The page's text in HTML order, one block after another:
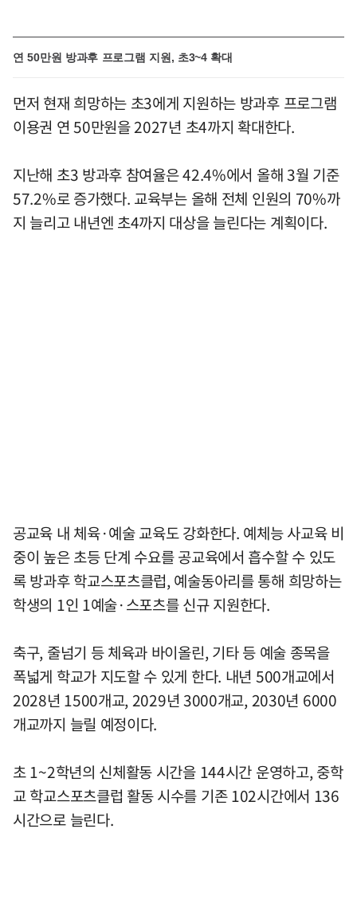
연 50만원 방과후 프로그램 지원, 초3~4 확대
먼저 현재 희망하는 초3에게 지원하는 방과후 프로그램
이용권 연 50만원을 2027년 초4까지 확대한다.
지난해 초3 방과후 참여율은 42.4%에서 올해 3월 기준
57.2%로 증가했다. 교육부는 올해 전체 인원의 70%까
지 늘리고 내년엔 초4까지 대상을 늘린다는 계획이다.
공교육 내 체육·예술 교육도 강화한다. 예체능 사교육 비
중이 높은 초등 단계 수요를 공교육에서 흡수할 수 있도
록 방과후 학교스포츠클럽, 예술동아리를 통해 희망하는
학생의 1인 1예술·스포츠를 신규 지원한다.
축구, 줄넘기 등 체육과 바이올린, 기타 등 예술 종목을
폭넓게 학교가 지도할 수 있게 한다. 내년 500개교에서
2028년 1500개교, 2029년 3000개교, 2030년 6000
개교까지 늘릴 예정이다.
초 1~2학년의 신체활동 시간을 144시간 운영하고, 중학
교 학교스포츠클럽 활동 시수를 기존 102시간에서 136
시간으로 늘린다.